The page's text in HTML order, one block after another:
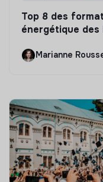
Top 8 des
énergétique des
Marianne